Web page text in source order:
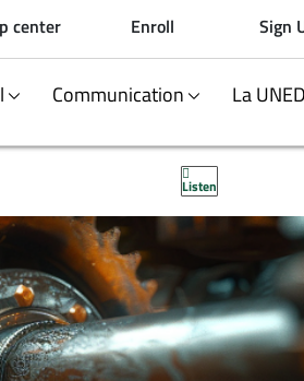
center Enroll Sign
Communication La UNED
Listen